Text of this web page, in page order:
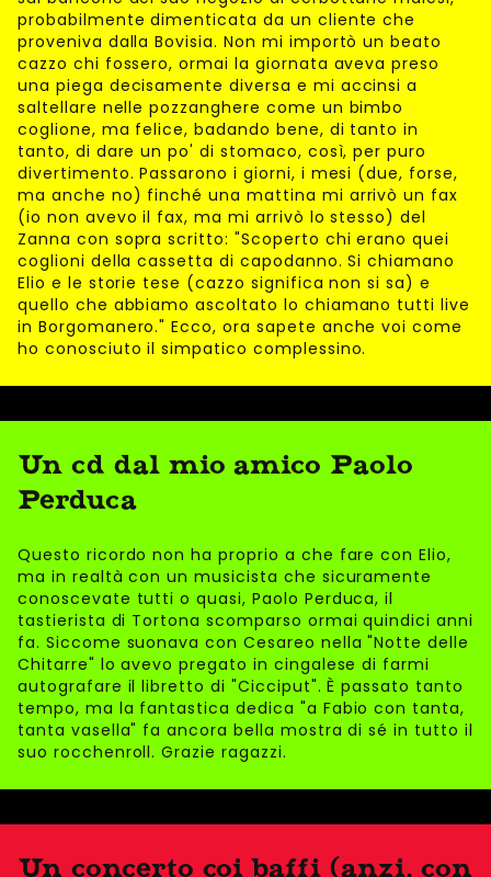
probabilmente dimenticata da un cliente che
proveniva dalla Bovisia. Non mi importò un beato
cazzo chi fossero, ormai la giornata aveva preso
una piega decisamente diversa e mi accinsi a
saltellare nelle pozzanghere come un bimbo
coglione, ma felice, badando bene, di tanto in
tanto, di dare un po' di stomaco, così, per puro
divertimento. Passarono i giorni, i mesi (due, forse,
ma anche no) finché una mattina mi arrivò un fax
(io non avevo il fax, ma mi arrivò lo stesso) del
Zanna con sopra scritto: "Scoperto chi erano quei
coglioni della cassetta di capodanno. Si chiamano
Elio e le storie tese (cazzo significa non si sa) e
quello che abbiamo ascoltato lo chiamano tutti live
in Borgomanero." Ecco, ora sapete anche voi come
ho conosciuto il simpatico complessino.
Un cd dal mio amico Paolo
Perduca
Questo ricordo non ha proprio a che fare con Elio,
ma in realtà con un musicista che sicuramente
conoscevate tutti o quasi, Paolo Perduca, il
tastierista di Tortona scomparso ormai quindici anni
fa. Siccome suonava con Cesareo nella "Notte delle
Chitarre" lo avevo pregato in cingalese di farmi
autografare il libretto di "Cicciput". È passato tanto
tempo, ma la fantastica dedica "a Fabio con tanta,
tanta vasella" fa ancora bella mostra di sé in tutto il
suo rocchenroll. Grazie ragazzi.
Un concerto coi baffi (anzi, con